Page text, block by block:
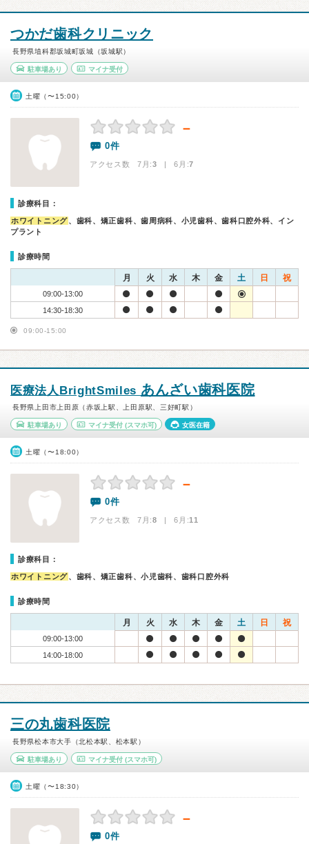
つかだ歯科クリニック
長野県埴科郡坂城町坂城（坂城駅）
駐車場あり マイナ受付
土曜（〜15:00）
－
0件
アクセス数 7月:3 | 6月:7
診療科目：
ホワイトニング、歯科、矯正歯科、歯周病科、小児歯科、歯科口腔外科、イン
プラント
診療時間
月 火 水 木 金 土 日 祝
09:00-13:00
14:30-18:30
09:00-15:00
医療法人BrightSmiles あんざい歯科医院
長野県上田市上田原（赤坂上駅、上田原駅、三好町駅）
駐車場あり マイナ受付(スマホ可) 女医在籍
土曜（〜18:00）
－
0件
アクセス数 7月:8 | 6月:11
診療科目：
ホワイトニング、歯科、矯正歯科、小児歯科、歯科口腔外科
診療時間
月 火 水 木 金 土 日 祝
09:00-13:00
14:00-18:00
三の丸歯科医院
長野県松本市大手（北松本駅、松本駅）
駐車場あり マイナ受付(スマホ可)
土曜（〜18:30）
－
0件